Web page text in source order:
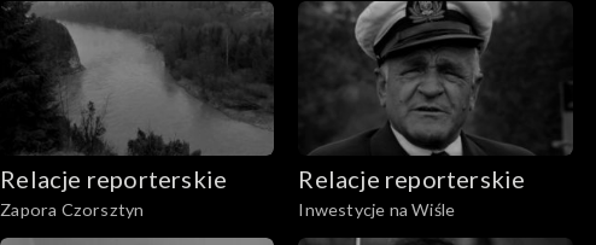
Relacje reporterskie
Zapora Czorsztyn
Relacje reporterskie
Inwestycje na Wiśle